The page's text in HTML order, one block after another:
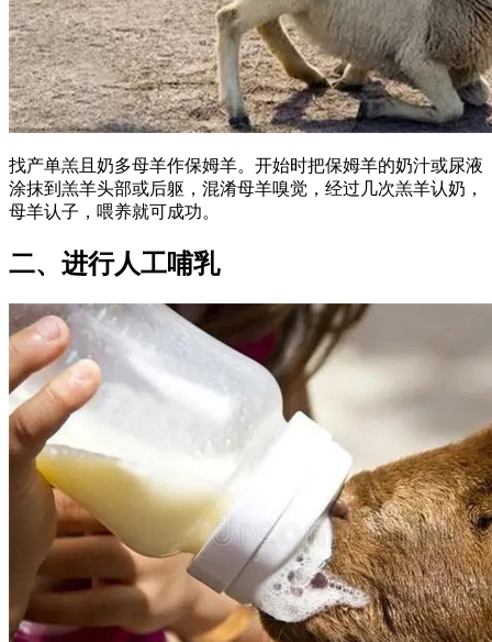
找产单羔且奶多母羊作保姆羊。开始时把保姆羊的奶汁或尿液
涂抹到羔羊头部或后躯，混淆母羊嗅觉，经过几次羔羊认奶，
母羊认子，喂养就可成功。
二、进行人工哺乳